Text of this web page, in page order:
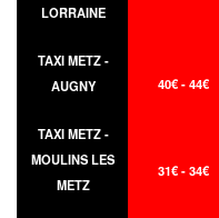
LORRAINE
TAXI METZ -
AUGNY
40€ - 44€
TAXI METZ -
MOULINS LES
METZ
31€ - 34€